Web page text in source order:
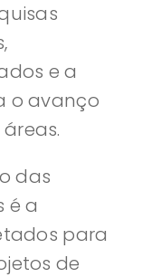
e a
o avanço
das
é a
para
de